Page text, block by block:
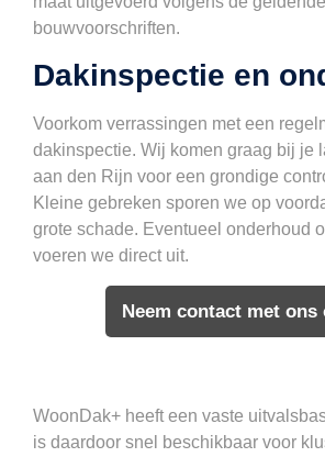
bouwvoorschriften.
Dakinspectie en
Voorkom verrassingen met een
dakinspectie. Wij komen graag bij je
aan den Rijn voor een grondige
Kleine gebreken sporen we op
grote schade. Eventueel onderhoud
voeren we direct uit.
Neem contact met ons
WoonDak+ heeft een vaste
is daardoor snel beschikbaar voor